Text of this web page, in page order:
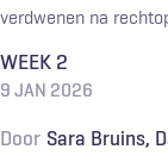
verdwenen na
WEEK 2
9 JAN 2026
Door Sara Bruins